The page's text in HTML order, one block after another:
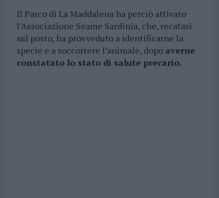
Il Parco di La Maddalena ha perciò attivato
l’Associazione Seame Sardinia, che, recatasi
sul posto, ha provveduto a identificarne la
specie e a soccorrere l’animale, dopo averne
constatato lo stato di salute precario.